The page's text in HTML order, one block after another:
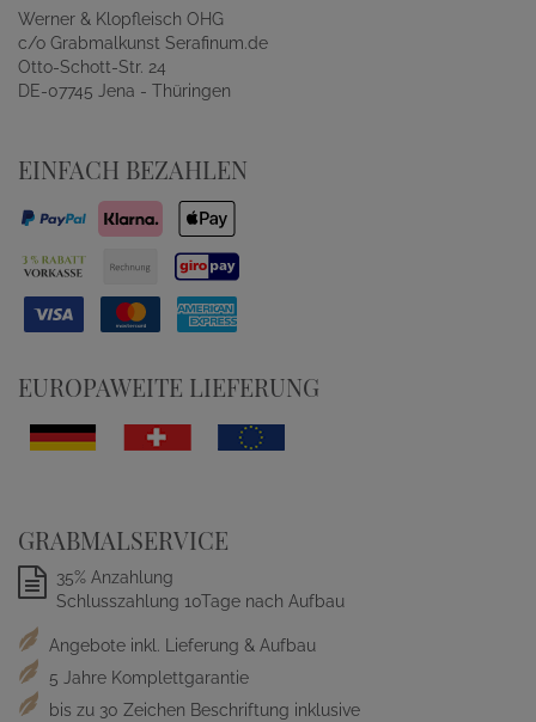
Werner & Klopfleisch OHG
c/o Grabmalkunst Serafinum.de
Otto-Schott-Str. 24
DE-07745 Jena - Thüringen
EINFACH BEZAHLEN
EUROPAWEITE LIEFERUNG
GRABMALSERVICE
35% Anzahlung
Schlusszahlung 10Tage nach Aufbau
Angebote inkl. Lieferung & Aufbau
5 Jahre Komplettgarantie
bis zu 30 Zeichen Beschriftung inklusive